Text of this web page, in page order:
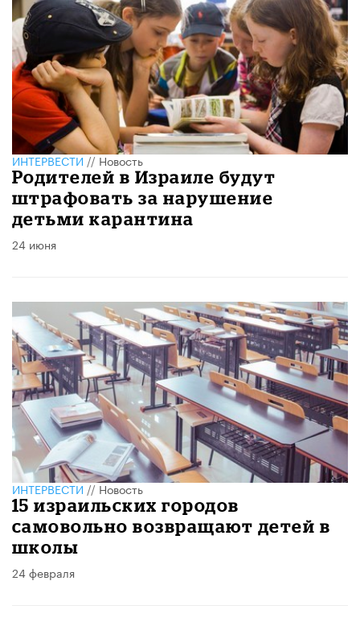
ИНТЕРВЕСТИ//Новость
Родителей в Израиле будут
штрафовать за нарушение
детьми карантина
24 июня
ИНТЕРВЕСТИ//Новость
15 израильских городов
самовольно возвращают детей в
школы
24 февраля